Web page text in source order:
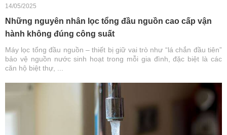
14/05/2025
Những nguyên nhân lọc tổng đầu nguồn cao cấp vận
hành không đúng công suất
Máy lọc tổng đầu nguồn – thiết bị giữ vai trò như “lá chắn đầu tiên”
bảo vệ nguồn nước sinh hoạt trong mỗi gia đình, đặc biệt là các
căn hộ biệt thự, ...